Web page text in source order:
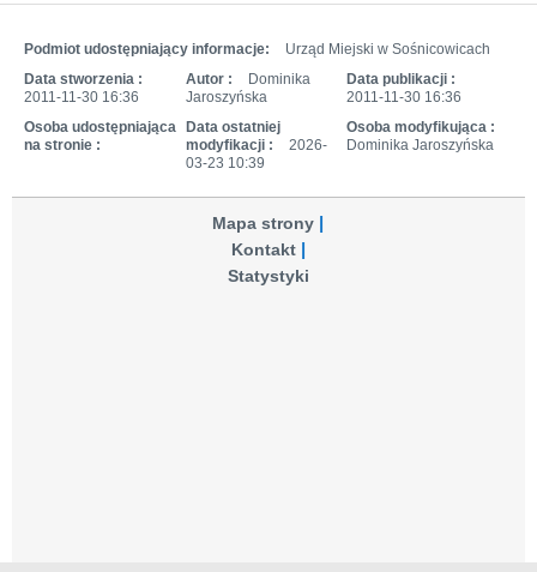
Podmiot udostępniający informacje:
Urząd Miejski w Sośnicowicach
Data stworzenia :
2011-11-30 16:36
Autor :
Dominika
Jaroszyńska
Data publikacji :
2011-11-30 16:36
Osoba udostępniająca
na stronie :
Data ostatniej
modyfikacji :
2026-
03-23 10:39
Osoba modyfikująca :
Dominika Jaroszyńska
Mapa strony
Kontakt
Statystyki